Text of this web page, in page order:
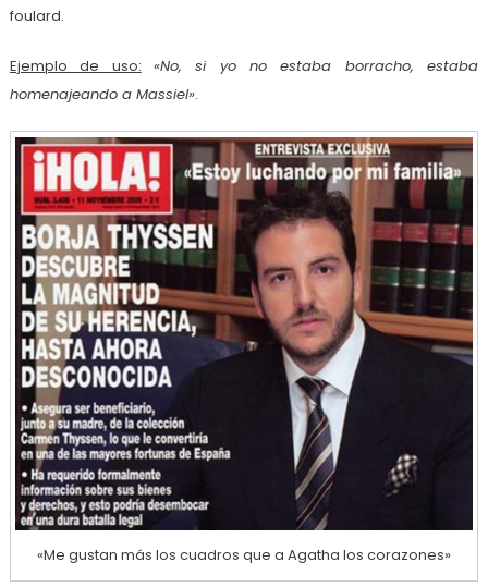
foulard.
Ejemplo de uso:
«No, si yo no estaba borracho, estaba
homenajeando a Massiel».
«Me gustan más los cuadros que a Agatha los corazones»